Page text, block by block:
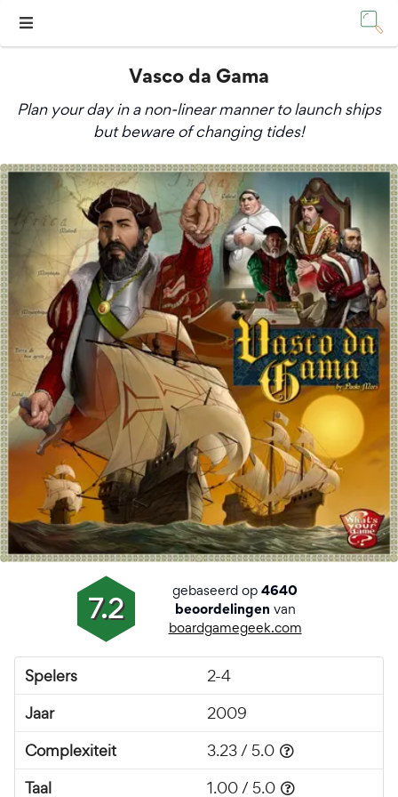
Vasco da Gama
Plan your day in a non-linear manner to launch ships
but beware of changing tides!
7.2
gebaseerd op 4640
beoordelingen van
boardgamegeek.com
Spelers
2-4
Jaar
2009
Complexiteit
3.23 / 5.0
Taal
1.00 / 5.0